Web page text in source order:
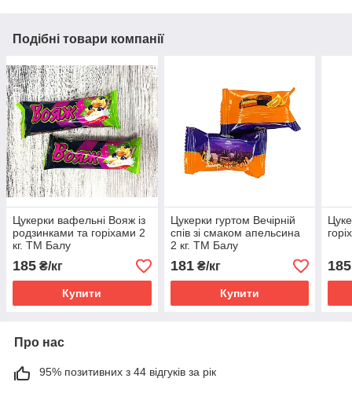
Подібні товари компанії
Цукерки вафельні Вояж із
родзинками та горіхами 2
кг. ТМ Балу
185 ₴/кг
Купити
Цукерки гуртом Вечірній
спів зі смаком апельсина
2 кг. ТМ Балу
181₴/кг
Купити
185
Про нас
95% позитивних з 44 відгуків за рік